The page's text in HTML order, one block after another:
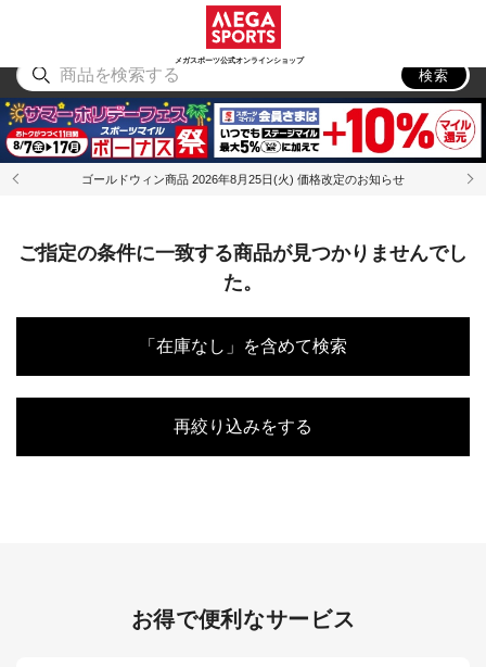
メガスポーツ公式オンラインショップ
アウトドア
検索
ゴールドウィン商品 2026年8月25日(火) 価格改定のお知らせ
ご指定の条件に一致する商品が見つかりませんでし
た。
「在庫なし」を含めて検索
再絞り込みをする
お得で便利なサービス